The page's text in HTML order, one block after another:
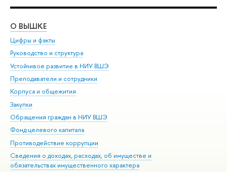
О ВЫШКЕ
Цифры и факты
Руководство и структура
Устойчивое развитие в НИУ ВШЭ
Преподаватели и сотрудники
Корпуса и общежития
Закупки
Обращения граждан в НИУ ВШЭ
Фонд целевого капитала
Противодействие коррупции
Сведения о доходах, расходах, об имуществе и
обязательствах имущественного характера